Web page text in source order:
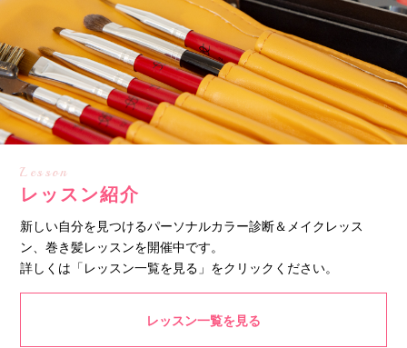
Lesson
レッスン紹介
新しい自分を見つけるパーソナルカラー診断＆メイクレッス
ン、巻き髪レッスンを開催中です。
詳しくは「レッスン一覧を見る」をクリックください。
レッスン一覧を見る